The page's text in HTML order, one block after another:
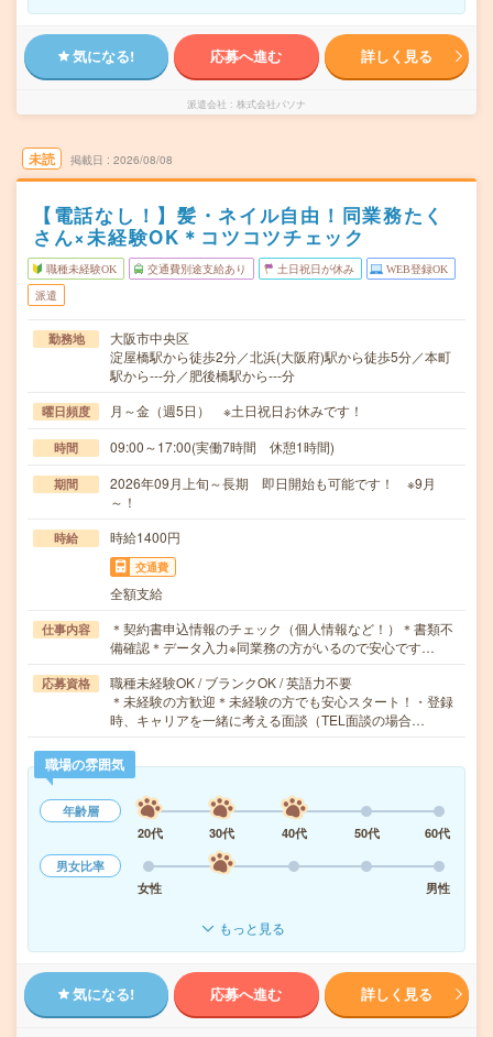
気になる! 応募へ進む 詳しく見る
派遣会社 株式会社パソナ
未読 掲載日 2026/08/08
【電話なし！】髪・ネイル自由！同業務たく
さん×未経験OK＊コツコツチェック
職種未経験OK 交通費別途支給あり 土日祝日が休み WEB登録OK
派遣
勤務地
大阪市中央区
淀屋橋駅から徒歩2分／北浜(大阪府)駅から徒歩5分／本町
駅から---分／肥後橋駅から---分
曜日頻度 月～金（週5日） ※土日祝日お休みです！
時間 09:00～17:00(実働7時間 休憩1時間)
期間
2026年09月上旬～長期 即日開始も可能です！ ※9月
～！
時給 時給1400円
交通費
全額支給
仕事内容
＊契約書申込情報のチェック（個人情報など！）＊書類不
備確認＊データ入力※同業務の方がいるので安心です…
応募資格
職種未経験OK / ブランクOK / 英語力不要
＊未経験の方歓迎＊未経験の方でも安心スタート！・登録
時、キャリアを一緒に考える面談（TEL面談の場合…
職場の雰囲気
年齢層
20代
30代 40代 50代
60代
男女比率
女性
男性
もっと見る
気になる! 応募へ進む 詳しく見る